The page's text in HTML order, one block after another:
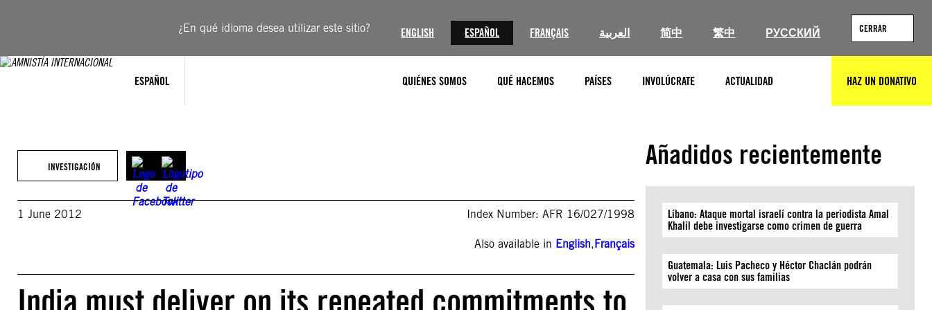
¿En qué idioma desea utilizar este sitio? ENGLISH ESPAÑOL FRANÇAIS العربية 简中 繁中 РУССКИЙ CERRAR
ESPAÑOL QUIÉNES SOMOS QUÉ HACEMOS PAÍSES INVOLÚCRATE ACTUALIDAD HAZ UN DONATIVO
INVESTIGACIÓN
1 June 2012 Index Number: AFR 16/027/1998
Also available in English,Français
India must deliver on its repeated commitments to
Añadidos recientemente
Líbano: Ataque mortal israelí contra la periodista Amal
Khalil debe investigarse como crimen de guerra
Guatemala: Luis Pacheco y Héctor Chaclán podrán
volver a casa con sus familias